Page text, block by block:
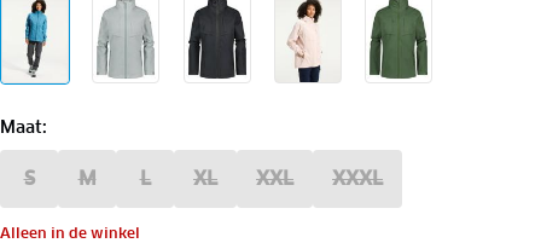
Maat:
S M L XL XXL XXXL
Alleen in de winkel